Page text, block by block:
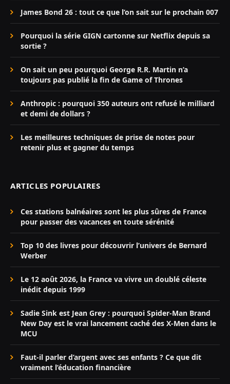
James Bond 26 : tout ce que l’on sait sur le prochain 007
Pourquoi la série GIGN cartonne sur Netflix depuis sa
sortie ?
On sait un peu pourquoi George R.R. Martin n’a
toujours pas publié la fin de Game of Thrones
Anthropic : pourquoi 350 auteurs ont refusé le milliard
et demi de dollars ?
Les meilleures techniques de prise de notes pour
retenir plus et gagner du temps
ARTICLES POPULAIRES
Ces stations balnéaires sont les plus sûres de France
pour passer des vacances en toute sérénité
Top 10 des livres pour découvrir l’univers de Bernard
Werber
Le 12 août 2026, la France va vivre un doublé céleste
inédit depuis 1999
Sadie Sink est Jean Grey : pourquoi Spider-Man Brand
New Day est le vrai lancement caché des X-Men dans le
MCU
Faut-il parler d’argent avec ses enfants ? Ce que dit
vraiment l’éducation financière